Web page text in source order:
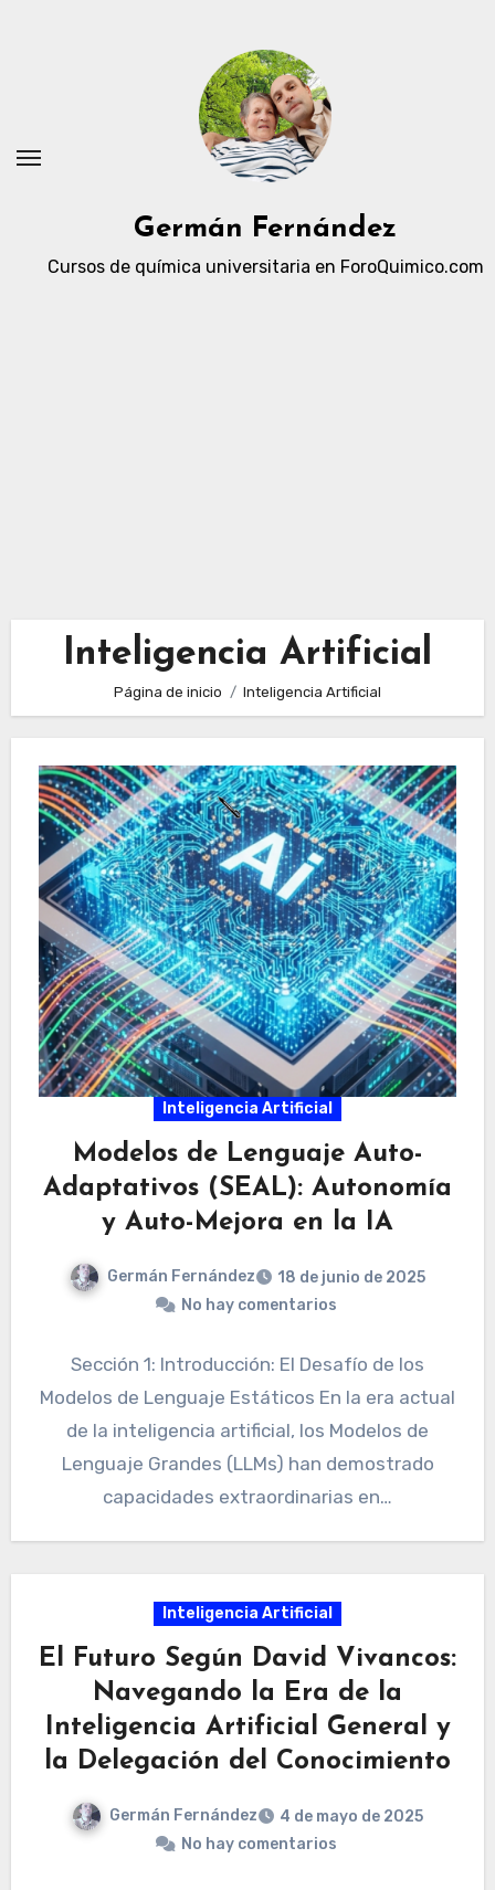
Germán Fernández
Cursos de química universitaria en ForoQuimico.com
Inteligencia Artificial
Página de inicio Inteligencia Artificial
Inteligencia Artificial
Modelos de Lenguaje Auto-
Adaptativos (SEAL): Autonomía
y Auto-Mejora en la IA
Germán Fernández
18 de junio de 2025
No hay comentarios
Sección 1: Introducción: El Desafío de los
Modelos de Lenguaje Estáticos En la era actual
de la inteligencia artificial, los Modelos de
Lenguaje Grandes (LLMs) han demostrado
capacidades extraordinarias en…
Inteligencia Artificial
El Futuro Según David Vivancos:
Navegando la Era de la
Inteligencia Artificial General y
la Delegación del Conocimiento
Germán Fernández
4 de mayo de 2025
No hay comentarios